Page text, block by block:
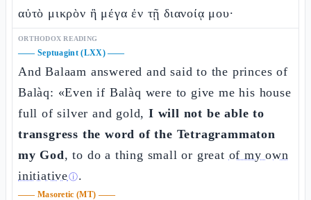
αὐτὸ μικρὸν ἢ μέγα ἐν τῇ διανοίᾳ μου·
ORTHODOX READING
—— Septuagint (LXX)——
And Balaam answered and said to the princes of
Balàq: «Even if Balàq were to give me his house
full of silver and gold,I will not be able to
transgress the word of the Tetragrammaton
my God, to do a thing small or great of my own
initiativeⓘ.
—— Masoretic (MT) ——